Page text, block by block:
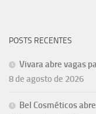
POSTS RECENTES
Vivara abre vagas
8 de agosto de 2026
Bel Cosméticos